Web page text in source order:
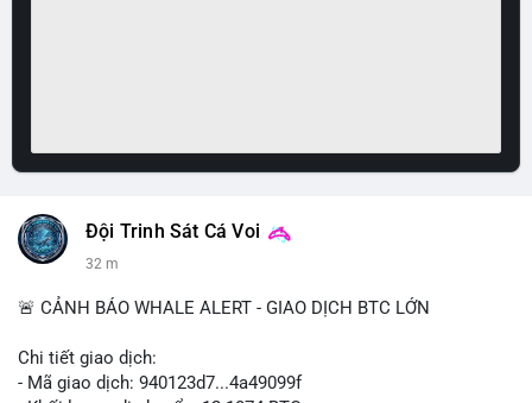
Đội Trinh Sát Cá Voi
32 m
🚨 CẢNH BÁO WHALE ALERT - GIAO DỊCH BTC LỚN
Chi tiết giao dịch:
- Mã giao dịch: 940123d7...4a49099f